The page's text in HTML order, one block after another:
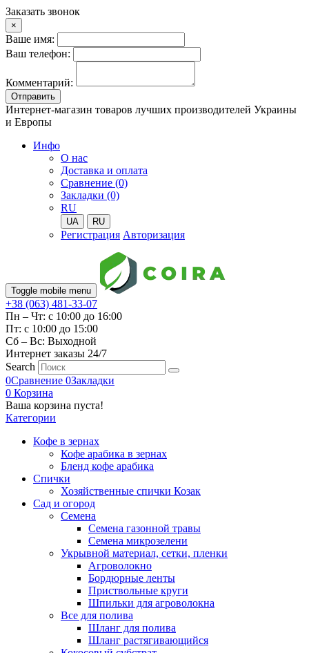
Заказать звонок
×
Ваше имя:
Ваш телефон:
Комментарий:
Отправить
Интернет-магазин товаров лучших производителей Украины
и Европы
Инфо
О нас
Доставка и оплата
Сравнение (0)
Закладки (0)
RU
UA RU
Регистрация Авторизация
Toggle mobile menu
+38 (063) 481-33-07
Пн – Чт: с 10:00 до 16:00
Пт: с 10:00 до 15:00
Сб – Вс: Выходной
Интернет заказы 24/7
Search
0Сравнение 0Закладки
0 Корзина
Ваша корзина пуста!
Категории
Кофе в зернах
Кофе арабика в зернах
Бленд кофе арабика
Спички
Хозяйственные спички Козак
Сад и огород
Семена
Семена газонной травы
Семена микрозелени
Укрывной материал, сетки, пленки
Агроволокно
Бордюрные ленты
Приствольные круги
Шпильки для агроволокна
Все для полива
Шланг для полива
Шланг растягивающийся